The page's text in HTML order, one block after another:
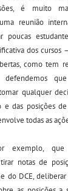
é muito
reunião
poucas
dos cursos
,como tem
defendemos
qualquer
e das posições
todas as
exemplo,
notas de
do DCE,